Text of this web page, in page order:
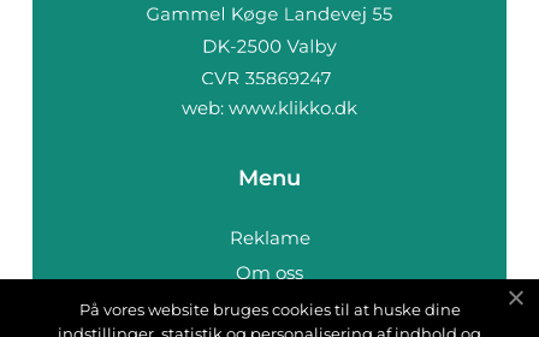
web: www.klikko.dk
Menu
Reklame
Om oss
Cookies
På vores website bruges cookies til at huske dine